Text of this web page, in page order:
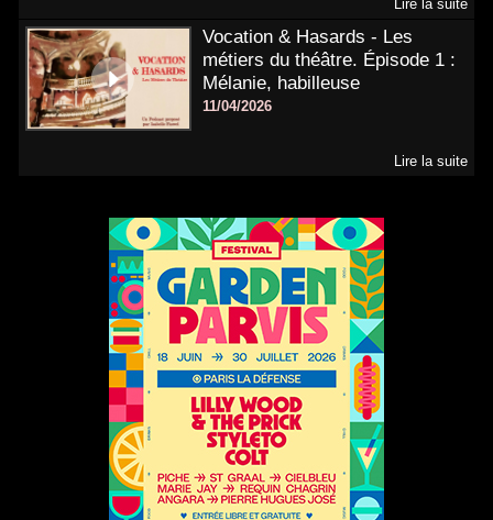
Lire la suite
Vocation & Hasards - Les
métiers du théâtre. Épisode 1 :
Mélanie, habilleuse
11/04/2026
Lire la suite